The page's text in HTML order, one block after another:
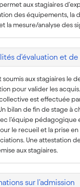
aux stagiaires
des équipements, la
et la mesure/analyse des
d'évaluation et de
soumis aux stagiaires le
pour valider les
est effectuée
bilan de fin de stage à
l'équipe pédagogique
le recueil et la prise
Une attestation
aux stagiaires.
sur l'admission